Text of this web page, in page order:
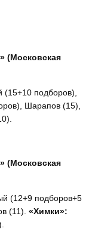
(Московская
подборов),
Шарапов (15),
(Московская
(12+9 подборов+5
(11). «Химки»: